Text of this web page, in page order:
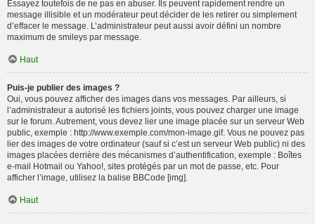
Essayez toutefois de ne pas en abuser. Ils peuvent rapidement rendre un
message illisible et un modérateur peut décider de les retirer ou simplement
d’effacer le message. L’administrateur peut aussi avoir défini un nombre
maximum de smileys par message.
Haut
Puis-je publier des images ?
Oui, vous pouvez afficher des images dans vos messages. Par ailleurs, si
l’administrateur a autorisé les fichiers joints, vous pouvez charger une image
sur le forum. Autrement, vous devez lier une image placée sur un serveur Web
public, exemple : http://www.exemple.com/mon-image.gif. Vous ne pouvez pas
lier des images de votre ordinateur (sauf si c’est un serveur Web public) ni des
images placées derrière des mécanismes d’authentification, exemple : Boîtes
e-mail Hotmail ou Yahoo!, sites protégés par un mot de passe, etc. Pour
afficher l’image, utilisez la balise BBCode [img].
Haut